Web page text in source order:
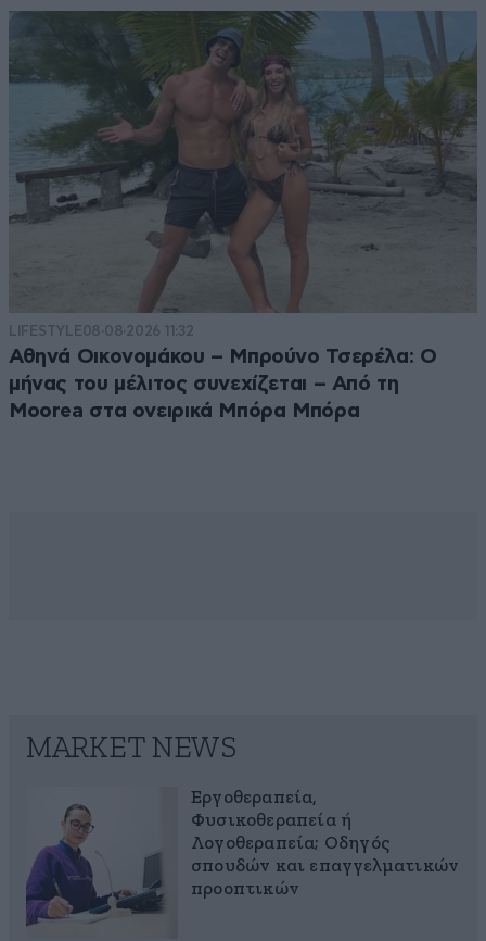
LIFESTYLE08·08·2026 11:32
Αθηνά Οικονομάκου – Μπρούνο Τσερέλα: Ο
μήνας του μέλιτος συνεχίζεται – Από τη
Moorea στα ονειρικά Μπόρα Μπόρα
MARKET NEWS
Εργοθεραπεία,
Φυσικοθεραπεία ή
Λογοθεραπεία; Οδηγός
σπουδών και επαγγελματικών
προοπτικών